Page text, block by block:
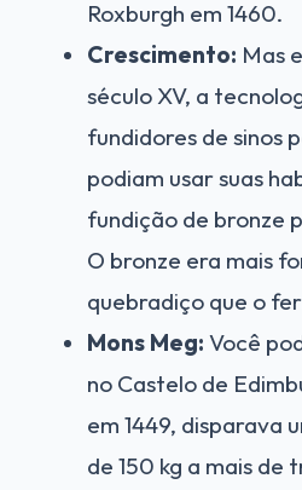
Roxburgh em 1460.
Crescimento: Mas
século XV, a
fundidores de sinos
podiam usar suas
fundição de bronze
O bronze era mais
quebradiço que o
Mons Meg: Você
no Castelo de
em 1449, disparava
de 150 kg a mais de